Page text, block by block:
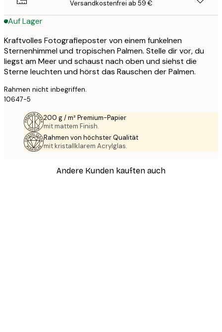
Versandkostenfrei ab 59 €
Auf Lager
Kraftvolles Fotografieposter von einem funkelnen
Sternenhimmel und tropischen Palmen. Stelle dir vor, du
liegst am Meer und schaust nach oben und siehst die
Sterne leuchten und hörst das Rauschen der Palmen.
Rahmen nicht inbegriffen.
10647-5
200 g / m² Premium-Papier
mit mattem Finish.
Rahmen von höchster Qualität
mit kristallklarem Acrylglas.
Andere Kunden kauften auch